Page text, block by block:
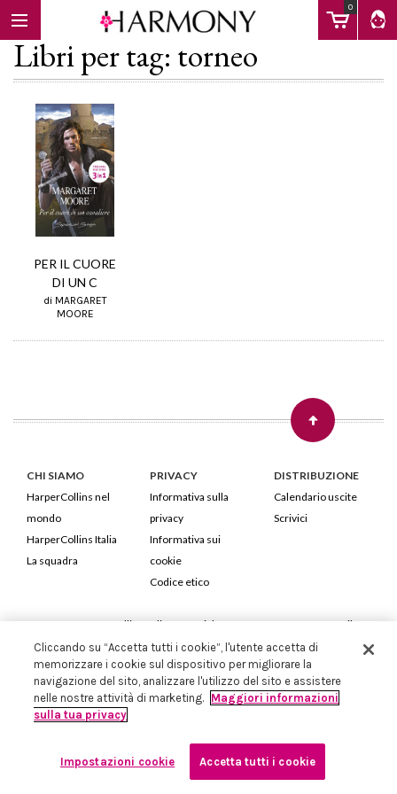
0
EBOOK
Libri per tag: torneo
PER IL CUORE
DI UN C
di MARGARET
MOORE
CHI SIAMO
HarperCollins nel
mondo
HarperCollins Italia
La squadra
PRIVACY
Informativa sulla
privacy
Informativa sui
cookie
Codice etico
DISTRIBUZIONE
Calendario uscite
Scrivici
HarperCollins Italia S.p.A. Viale Monte Nero, 84 - 20135 Milano
Cod. Fiscale e P.IVA 05946780151 - Capitale Sociale 258.250 €
Iscritta in Milano al Registro delle imprese nr.198004 e REA nr.1051898
Cliccando su “Accetta tutti i cookie”, l'utente accetta di
memorizzare i cookie sul dispositivo per migliorare la
navigazione del sito, analizzare l'utilizzo del sito e assistere
nelle nostre attività di marketing. Maggiori informazioni
sulla tua privacy
Impostazioni cookie Accetta tutti i cookie